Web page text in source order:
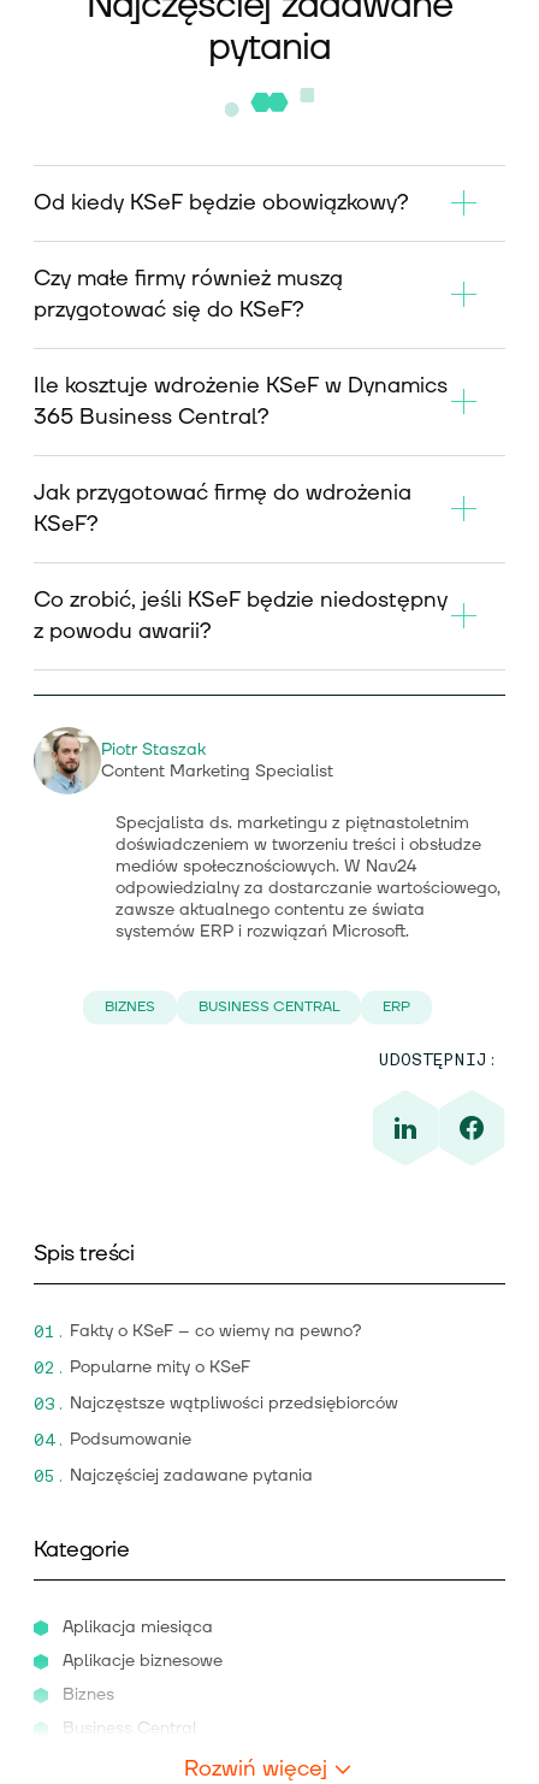
pytania
Od kiedy KSeF będzie obowiązkowy?
Czy małe firmy również muszą
przygotować się do KSeF?
Ile kosztuje wdrożenie KSeF w Dynamics
365 Business Central?
Jak przygotować firmę do wdrożenia
KSeF?
Co zrobić, jeśli KSeF będzie niedostępny
z powodu awarii?
Piotr Staszak
Content Marketing Specialist
Specjalista ds. marketingu z piętnastoletnim
doświadczeniem w tworzeniu treści i obsłudze
mediów społecznościowych. W Nav24
odpowiedzialny za dostarczanie wartościowego,
zawsze aktualnego contentu ze świata
systemów ERP i rozwiązań Microsoft.
BIZNES BUSINESS CENTRAL ERP
UDOSTĘPNIJ:
Spis treści
Fakty o KSeF – co wiemy na pewno?
Popularne mity o KSeF
Najczęstsze wątpliwości przedsiębiorców
Podsumowanie
Najczęściej zadawane pytania
Kategorie
Aplikacja miesiąca
Aplikacje biznesowe
Biznes
Business Central
Rozwiń więcej